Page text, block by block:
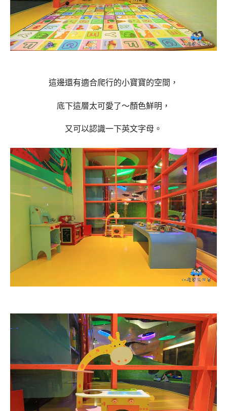
這邊還有適合爬行的小寶寶的空間，
底下這層太可愛了～顏色鮮明，
又可以認識一下英文字母。